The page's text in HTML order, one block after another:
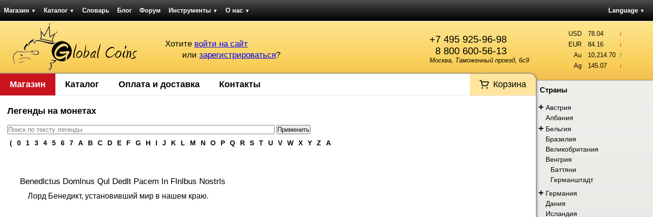
Магазин ▼ Каталог ▼ Словарь Блог Форум Инструменты ▼ О нас ▼ Language ▼
+7 495 925-96-98
8 800 600-56-13
Москва, Таможенный проезд, 6с9
Хотите войти на сайт
или зарегистрироваться?
USD 78.04 ↓
EUR 84.16 ↓
Au 10,214.70 ↑
Ag 145.07 ↓
Магазин Каталог Оплата и доставка Контакты Корзина
Легенды на монетах
( 0 1 3 4 5 6 7 A B C D E F G H I J K L M N O P Q R S T U V W X Y Z А
Benedlctus Domlnus Qul Dedlt Pacem In Flnlbus Nostrls
Лорд Бенедикт, установивший мир в нашем краю.
Страны
+ Австрия
Албания
+ Бельгия
Бразилия
Великобритания
Венгрия
Баттяни
Германштадт
+ Германия
Дания
Исландия